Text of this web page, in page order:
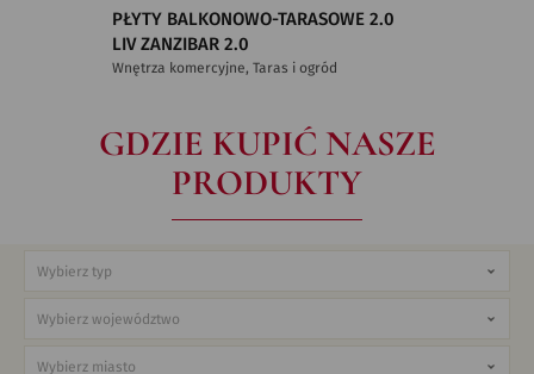
PŁYTY BALKONOWO-TARASOWE 2.0
LIV ZANZIBAR 2.0
Wnętrza komercyjne, Taras i ogród
GDZIE KUPIĆ NASZE
PRODUKTY